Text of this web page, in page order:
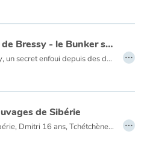
Les Mystères de Bressy - le Bunker secret
Sur l’île de Bressy, un secret enfoui depuis des décennies attend d’être découvert. Quand Willy, Constance et Marie tombent sur un mystérieux bunker datant de la Seconde Guerre mondiale, leur curiosité les entraîne dans une aventure haletante. Entre légendes oubliées, symboles mystérieux et documents historiques énigmatiques, le trio plonge dans un dédale de mystères où passé et présent se mêlent. …
de Sibérie
Au cœur de la Sibérie, Dmitri 16 ans, Tchétchène, est prisonnier dans un goulag. Son seul espoir : s’échapper pour retrouver son pays natal, une amie d’enfance, et de la poudre d’or laissée par son père. Avec Alexeï, ils vont mettre leur projet à exécution. C’est la traque, la peur, et la lutte de chaque instant pour survivre dans les immenses forêts d’Asie centrale au milieu des chiens sauvages. En prenant modèle sur eux et sur leur chef Zarko, ils vont trouver le courage de se battre et de vivre des moments terribles pour tenter de rejoindre leur pays et la liberté. …